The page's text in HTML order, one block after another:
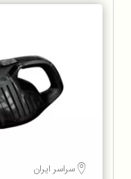
سراسر ایران